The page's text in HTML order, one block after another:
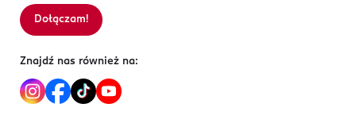
Dołączam!
Znajdź nas również na: